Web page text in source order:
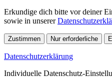
Erkundige dich bitte vor deiner
sowie in unserer
Zustimmen Nur erforderliche
Datenschutzerklärung
Individuelle Datenschutz-